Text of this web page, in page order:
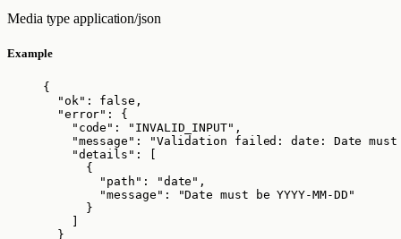
Media type application/json
Example
{
"ok" : false ,
"error" : {
"code" : " INVALID_INPUT" ,
"message" : "Validation failed: date: Date must be
"details" : [
{
"path" : "date " ,
"message" : "Date must be YYYY-MM-DD "
}
}